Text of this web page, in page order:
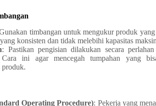
timbangan untuk mengukur produk
konsisten dan tidak melebihi kapasitas
: Pastikan pengisian dilakukan secara
ini agar mencegah tumpahan yang
produk.
Operating Procedure): Pekerja yang